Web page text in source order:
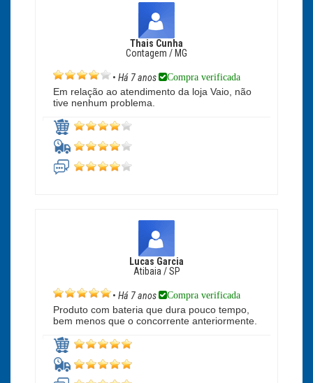
Thais Cunha
Contagem / MG
• Há 7 anos Compra verificada
Em relação ao atendimento da loja Vaio, não
tive nenhum problema.
Lucas Garcia
Atibaia / SP
• Há 7 anos Compra verificada
Produto com bateria que dura pouco tempo,
bem menos que o concorrente anteriormente.